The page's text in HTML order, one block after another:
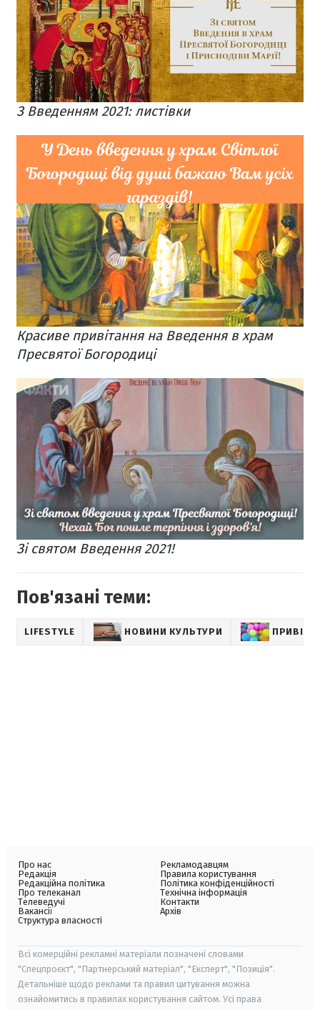
З Введенням 2021: листівки
Красиве привітання на Введення в храм
Пресвятої Богородиці
Зі святом Введення 2021!
Пов'язані теми:
LIFESTYLE НОВИНИ КУЛЬТУРИ
Про нас
Редакція
Редакційна політика
Про телеканал
Телеведучі
Вакансії
Структура власності
Рекламодавцям
Правила користування
Політика конфіденційності
Технічна інформація
Контакти
Архів
Всі комерційні рекламні матеріали позначені словами
"Спецпроєкт", "Партнерський матеріал", "Експерт", "Позиція".
Детальніше щодо реклами та правил цитування можна
ознайомитись в правилах користування сайтом. Усі права